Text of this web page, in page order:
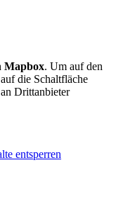
Mapbox. Um auf den
die Schaltfläche
Drittanbieter
entsperren